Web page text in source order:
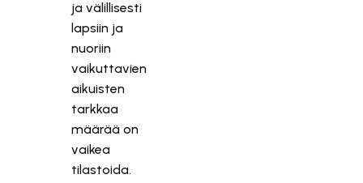
ja välillisesti
lapsiin ja
nuoriin
vaikuttavien
aikuisten
tarkkaa
määrää on
vaikea
tilastoida.